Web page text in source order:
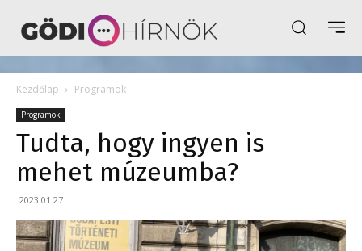
Kezdőlap Programok
Programok
Tudta, hogy ingyen is
mehet múzeumba?
2023.01.27.